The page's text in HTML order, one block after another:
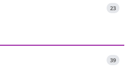
23
39